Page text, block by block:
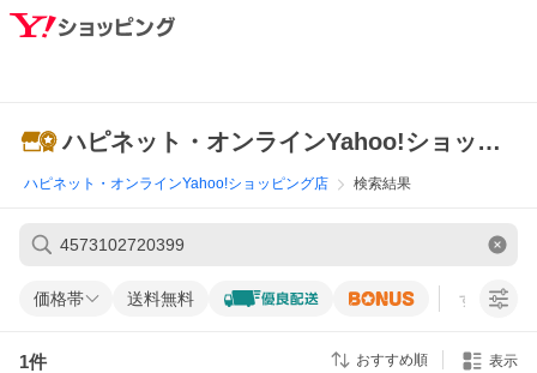
ハピネット・オンラインYahoo!ショッピング店
ハピネット・オンラインYahoo!ショッピング店 検索結果
価格帯 送料無料 すべての条
1件 おすすめ順 表示